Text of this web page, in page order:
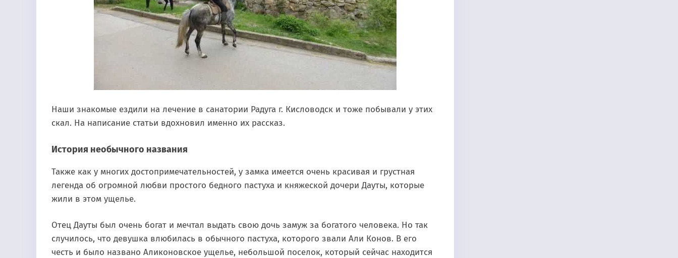
Наши знакомые ездили на лечение в санатории Радуга г. Кисловодск и тоже побывали у этих
скал. На написание статьи вдохновил именно их рассказ.
История необычного названия
Также как у многих достопримечательностей, у замка имеется очень красивая и грустная
легенда об огромной любви простого бедного пастуха и княжеской дочери Дауты, которые
жили в этом ущелье.
Отец Дауты был очень богат и мечтал выдать свою дочь замуж за богатого человека. Но так
случилось, что девушка влюбилась в обычного пастуха, которого звали Али Конов. В его
честь и было названо Аликоновское ущелье, небольшой поселок, который сейчас находится